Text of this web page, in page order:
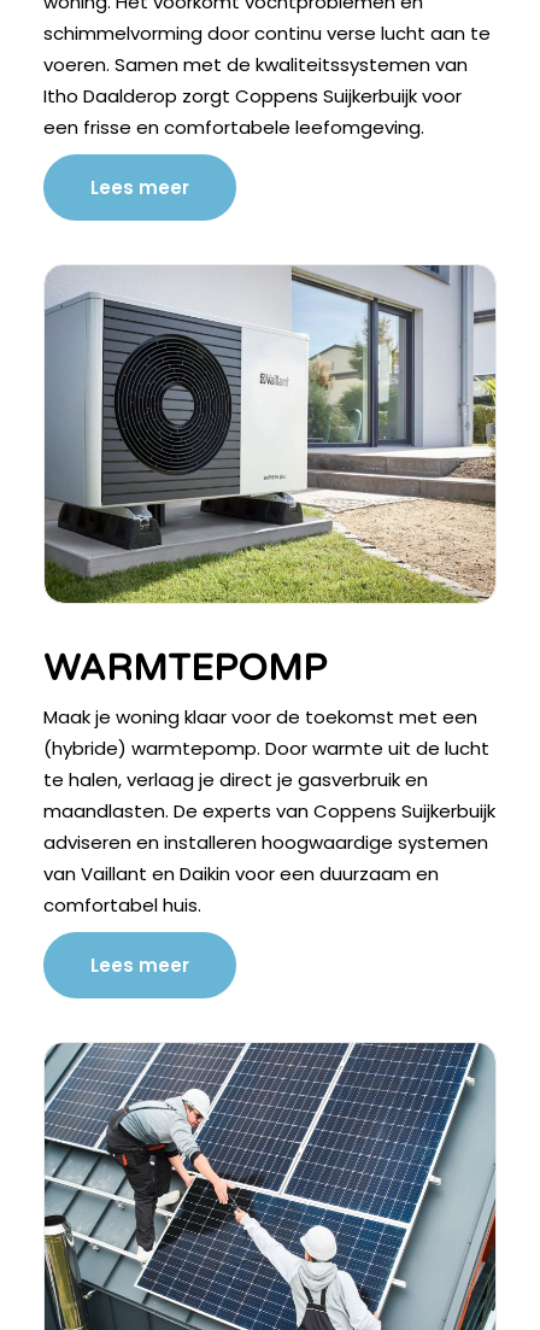
schimmelvorming door continu verse lucht aan te
voeren. Samen met de kwaliteitssystemen van
Itho Daalderop zorgt Coppens Suijkerbuijk voor
een frisse en comfortabele leefomgeving.
Lees meer
WARMTEPOMP
Maak je woning klaar voor de toekomst met een
(hybride) warmtepomp. Door warmte uit de lucht
te halen, verlaag je direct je gasverbruik en
maandlasten. De experts van Coppens Suijkerbuijk
adviseren en installeren hoogwaardige systemen
van Vaillant en Daikin voor een duurzaam en
comfortabel huis.
Lees meer